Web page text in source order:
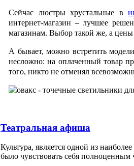
Сейчас люстры хрустальные в
интернет-магазин – лучшее
магазинам. Выбор такой же, а
А бывает, можно встретить
несложно: на оплаченный товар
того, никто не отменял
Театральная афиша
Культура, является одной из
было чувствовать себя полноценным